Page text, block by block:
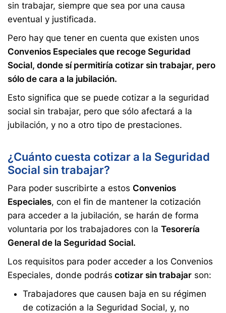
sin trabajar, siempre que sea por una causa
eventual y justificada.
Pero hay que tener en cuenta que existen unos
Convenios Especiales que recoge Seguridad
Social, donde sí permitiría cotizar sin trabajar, pero
sólo de cara a la jubilación.
Esto significa que se puede cotizar a la seguridad
social sin trabajar, pero que sólo afectará a la
jubilación, y no a otro tipo de prestaciones.
¿Cuánto cuesta cotizar a la Seguridad
Social sin trabajar?
Para poder suscribirte a estos Convenios
Especiales, con el fin de mantener la cotización
para acceder a la jubilación, se harán de forma
voluntaria por los trabajadores con la Tesorería
General de la Seguridad Social.
Los requisitos para poder acceder a los Convenios
Especiales, donde podrás cotizar sin trabajar son:
Trabajadores que causen baja en su régimen
de cotización a la Seguridad Social, y, no